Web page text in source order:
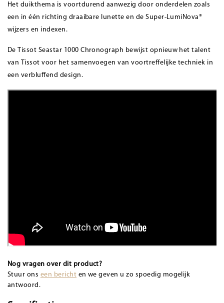
Het duikthema is voortdurend aanwezig door onderdelen zoals
een in één richting draaibare lunette en de Super-LumiNova®
wijzers en indexen.
De Tissot Seastar 1000 Chronograph bewijst opnieuw het talent
van Tissot voor het samenvoegen van voortreffelijke techniek in
een verbluffend design.
Nog vragen over dit product?
Stuur ons een bericht en we geven u zo spoedig mogelijk
antwoord.